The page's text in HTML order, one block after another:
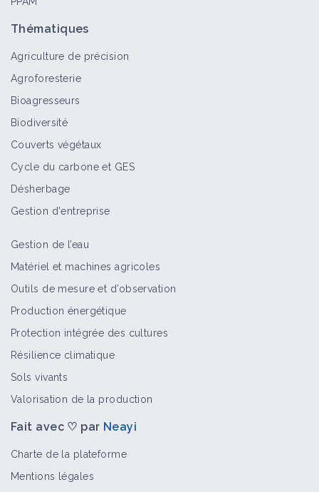
Thématiques
Agriculture de précision
Agroforesterie
Bioagresseurs
Biodiversité
Couverts végétaux
Cycle du carbone et GES
Désherbage
Gestion d'entreprise
Gestion de l’eau
Matériel et machines agricoles
Outils de mesure et d’observation
Production énergétique
Protection intégrée des cultures
Résilience climatique
Sols vivants
Valorisation de la production
Fait avec ♡ par Neayi
Charte de la plateforme
Mentions légales